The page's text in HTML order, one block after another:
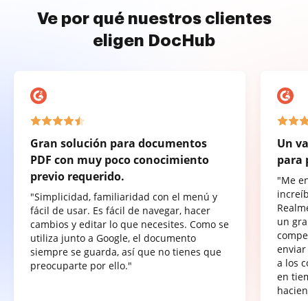
Ve por qué nuestros clientes
eligen DocHub
Gran solución para documentos
PDF con muy poco conocimiento
previo requerido.
"Simplicidad, familiaridad con el menú y
fácil de usar. Es fácil de navegar, hacer
cambios y editar lo que necesites. Como se
utiliza junto a Google, el documento
siempre se guarda, así que no tienes que
preocuparte por ello."
Un
para
"Me
un
a los
en